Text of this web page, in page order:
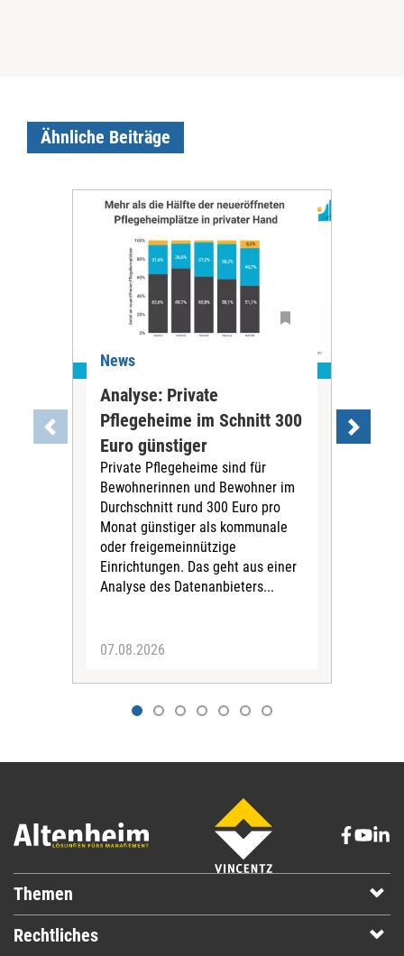
Ähnliche Beiträge
News
Analyse: Private
Pflegeheime im Schnitt 300
Euro günstiger
Private Pflegeheime sind für
Bewohnerinnen und Bewohner im
Durchschnitt rund 300 Euro pro
Monat günstiger als kommunale
oder freigemeinnützige
Einrichtungen. Das geht aus einer
Analyse des Datenanbieters...
07.08.2026
Themen
Rechtliches